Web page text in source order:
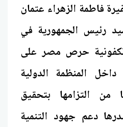
فاطمة الزهراء عتمان
رئيس الجمهورية في
حرص مصر على
المنظمة الدولية
من التزامها بتحقيق
دعم جهود التنمية